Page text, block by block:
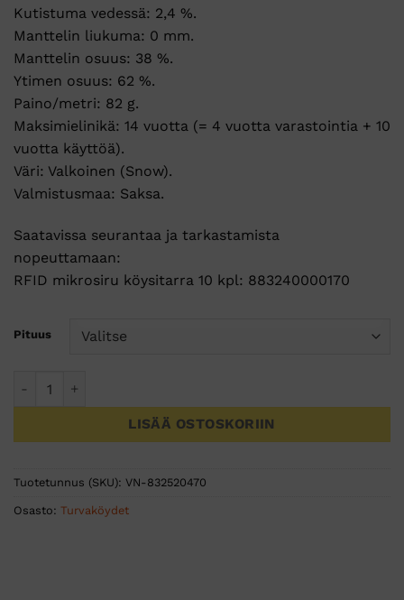
Kutistuma vedessä: 2,4 %.
Manttelin liukuma: 0 mm.
Manttelin osuus: 38 %.
Ytimen osuus: 62 %.
Paino/metri: 82 g.
Maksimielinikä: 14 vuotta (= 4 vuotta varastointia + 10
vuotta käyttöä).
Väri: Valkoinen (Snow).
Valmistusmaa: Saksa.
Saatavissa seurantaa ja tarkastamista
nopeuttamaan:
RFID mikrosiru köysitarra 10 kpl: 883240000170
Pituus
LISÄÄ OSTOSKORIIN
Tuotetunnus (SKU): VN-832520470
Osasto: Turvaköydet